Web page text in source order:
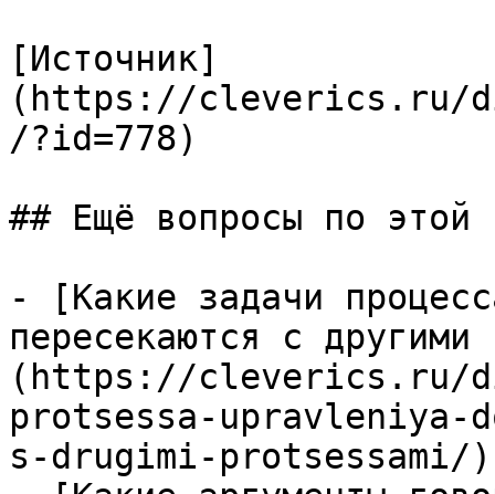
[Источник]
(https://cleverics.ru/
/?id=778)
## Ещё вопросы по этой
- [Какие задачи
пересекаются с другими
(https://cleverics.ru/
protsessa-upravleniya-
s-drugimi-protsessami/)